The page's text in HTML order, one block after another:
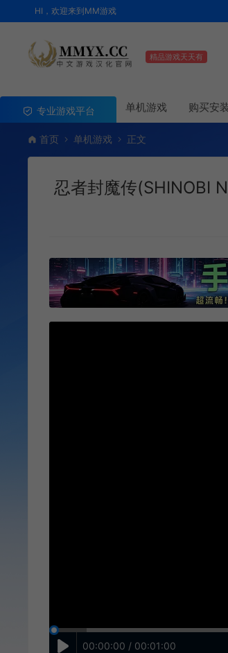
HI，欢迎来到MM游戏
精品游戏天天有
专业游戏平台 单机游戏 购买安
首页 单机游戏 正文
忍者封魔传(SHINOBI
00:00:00 / 00:01:00